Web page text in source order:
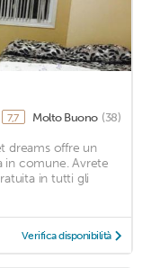
7,7 Molto Buono (38)
dreams offre un
in comune. Avrete
in tutti gli
Verifica disponibilità